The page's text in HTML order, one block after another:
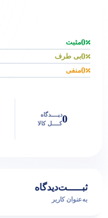
0مثبت
0بی طرف
0منفی
0دیــــدگاه
کــــل کالا
ثبـــــت‌دیدگاه
به‌عنوان کاربر